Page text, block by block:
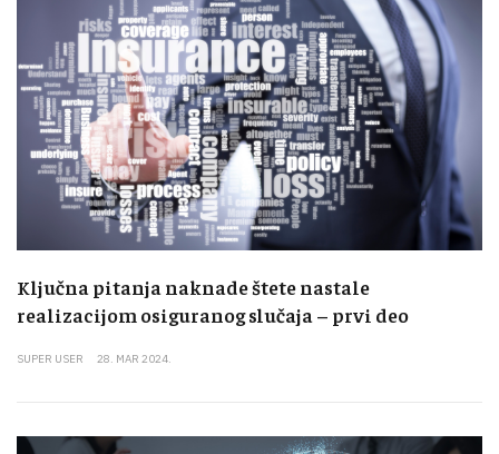
Ključna pitanja naknade štete nastale
realizacijom osiguranog slučaja – prvi deo
SUPER USER 28. MAR 2024.